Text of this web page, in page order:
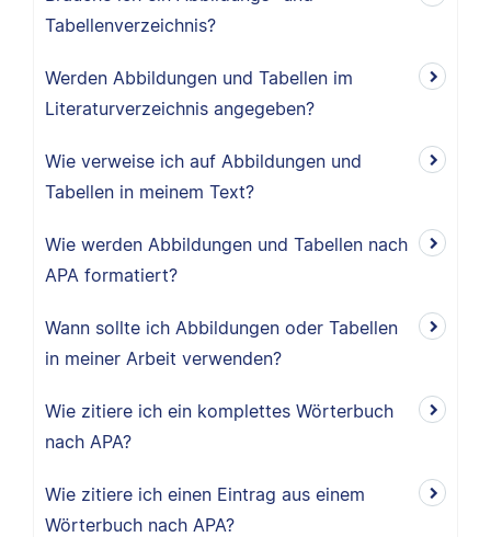
Tabellenverzeichnis?
Werden Abbildungen und Tabellen im
Literaturverzeichnis angegeben?
Wie verweise ich auf Abbildungen und
Tabellen in meinem Text?
Wie werden Abbildungen und Tabellen nach
APA formatiert?
Wann sollte ich Abbildungen oder Tabellen
in meiner Arbeit verwenden?
Wie zitiere ich ein komplettes Wörterbuch
nach APA?
Wie zitiere ich einen Eintrag aus einem
Wörterbuch nach APA?